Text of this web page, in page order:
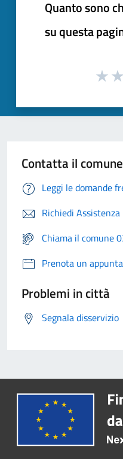
Quanto sono
su questa
Contatta il comune
Leggi le domande
Richiedi Assistenza
Chiama il comune
Prenota un
Problemi in città
Segnala disservizio